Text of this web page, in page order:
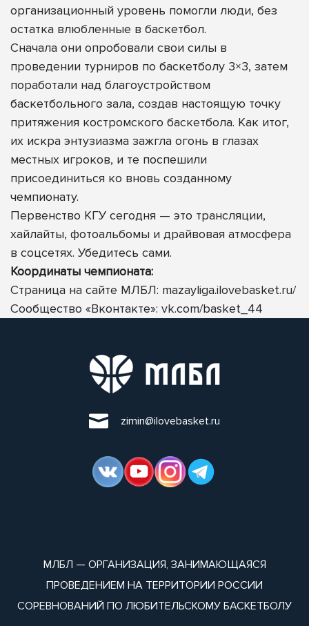
организационный уровень помогли люди, без
остатка влюбленные в баскетбол.
Сначала они опробовали свои силы в
проведении турниров по баскетболу 3×3, затем
поработали над благоустройством
баскетбольного зала, создав настоящую точку
притяжения костромского баскетбола. Как итог,
их искра энтузиазма зажгла огонь в глазах
местных игроков, и те поспешили
присоединиться ко вновь созданному
чемпионату.
Первенство КГУ сегодня — это трансляции,
хайлайты, фотоальбомы и драйвовая атмосфера
в соцсетях. Убедитесь сами.
Координаты чемпионата:
Страница на сайте МЛБЛ: mazayliga.ilovebasket.ru/
Сообщество «Вконтакте»: vk.com/basket_44
zimin@ilovebasket.ru
МЛБЛ — ОРГАНИЗАЦИЯ, ЗАНИМАЮЩАЯСЯ
ПРОВЕДЕНИЕМ НА ТЕРРИТОРИИ РОССИИ
СОРЕВНОВАНИЙ ПО ЛЮБИТЕЛЬСКОМУ БАСКЕТБОЛУ